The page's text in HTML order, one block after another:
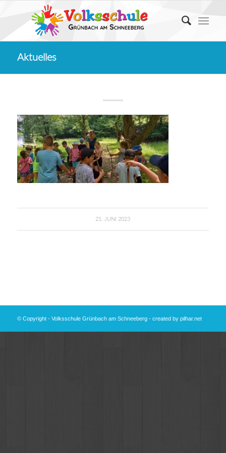
Aktuelles
21. JUNI 2023
© Copyright - Volksschule Grünbach am Schneeberg - created by pilhar.net